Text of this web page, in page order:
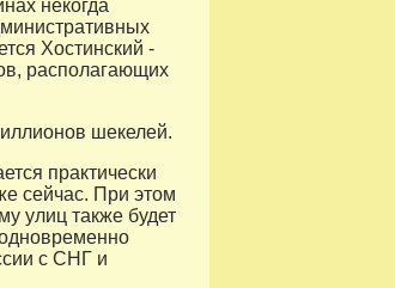
некогда
Хостинский -
располагающих
шекелей.
практически
сейчас. При этом
улиц также будет
с СНГ и